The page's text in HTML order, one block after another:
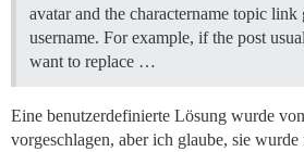
avatar and the charactername topic
username. For example, if the post
want to replace …
Eine benutzerdefinierte Lösung wurde von
vorgeschlagen, aber ich glaube, sie